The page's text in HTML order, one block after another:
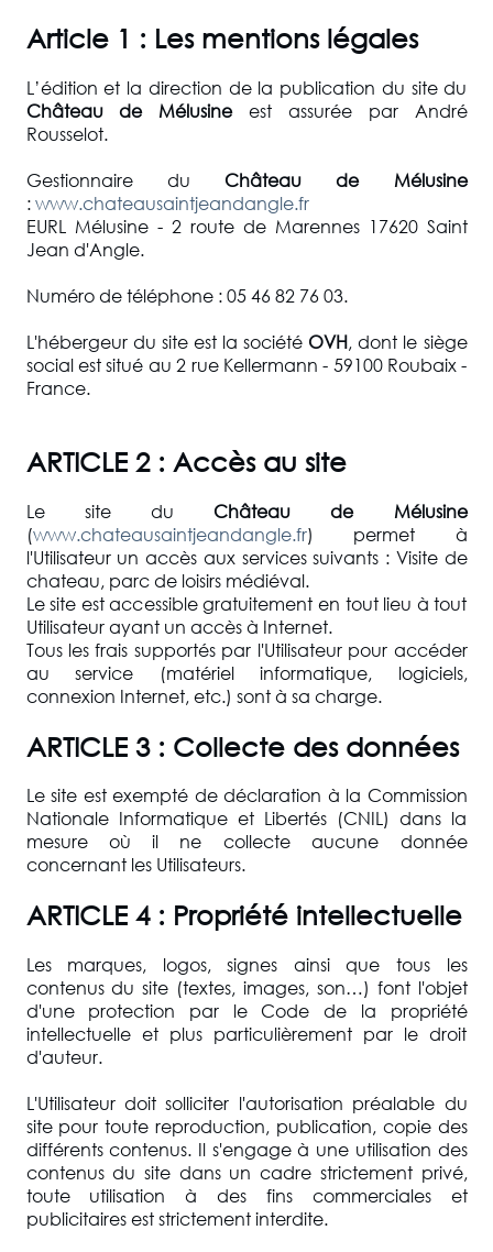
Article 1 : Les mentions légales
L’édition et la direction de la publication du site du
Château de Mélusineest assurée par André
Rousselot.
Gestionnaire du Château de Mélusine
:www.chateausaintjeandangle.fr
EURL Mélusine - 2 route de Marennes 17620 Saint
Jean d'Angle.
Numéro de téléphone : 05 46 82 76 03.
L'hébergeur du site est la société OVH, dont le siège
social est situé au 2 rue Kellermann - 59100 Roubaix -
France.
ARTICLE 2 : Accès au site
Le site duChâteau de Mélusine
(www.chateausaintjeandangle.fr) permet à
l'Utilisateur un accès aux services suivants : Visite de
chateau, parc de loisirs médiéval.
Le site est accessible gratuitement en tout lieu à tout
Utilisateur ayant un accès à Internet.
Tous les frais supportés par l'Utilisateur pour accéder
au service (matériel informatique, logiciels,
connexion Internet, etc.) sont à sa charge.
ARTICLE 3 : Collecte des données
Le site est exempté de déclaration à la Commission
Nationale Informatique et Libertés (CNIL) dans la
mesure où il ne collecte aucune donnée
concernant les Utilisateurs.
ARTICLE 4 : Propriété intellectuelle
Les marques, logos, signes ainsi que tous les
contenus du site (textes, images, son…) font l'objet
d'une protection par le Code de la propriété
intellectuelle et plus particulièrement par le droit
d'auteur.
L'Utilisateur doit solliciter l'autorisation préalable du
site pour toute reproduction, publication, copie des
différents contenus. Il s'engage à une utilisation des
contenus du site dans un cadre strictement privé,
toute utilisation à des fins commerciales et
publicitaires est strictement interdite.